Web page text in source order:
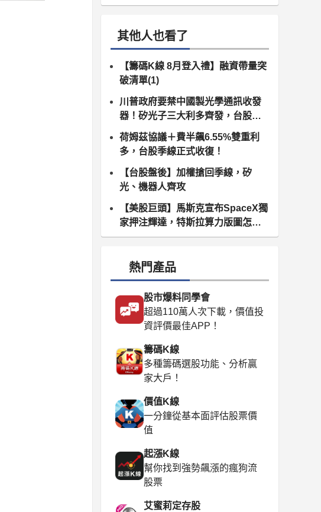
其他人也看了
【籌碼K線 8月登入禮】融資帶量突
破清單(1)
川普政府要禁中國製光學通訊收發
器！矽光子三大利多齊發，台股供
應鏈同步噴出
荷姆茲協議＋費半飆6.55%雙重利
多，台股季線正式收復！
【台股盤後】加權搶回季線，矽
光、機器人齊攻
【美股巨頭】馬斯克宣布SpaceX獨
家押注輝達，特斯拉算力版圖怎麼
算？
熱門產品
股市爆料同學會
超過110萬人次下載，價值投
資評價最佳APP！
籌碼K線
多種籌碼選股功能、分析贏
家大戶！
價值K線
一分鐘從基本面評估股票價
值
起漲K線
幫你找到強勢飆漲的瘋狗流
股票
艾蜜莉定存股